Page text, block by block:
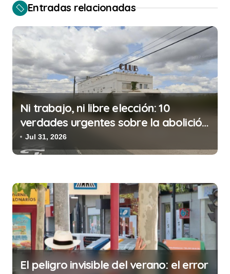
g
a
c
i
ó
n
d
e
e
t
r
a
d
a
Entradas relacionadas
Ni trabajo, ni libre elección: 10
verdades urgentes sobre la abolición
de la prostitución
Jul 31, 2026
El peligro invisible del verano: el error